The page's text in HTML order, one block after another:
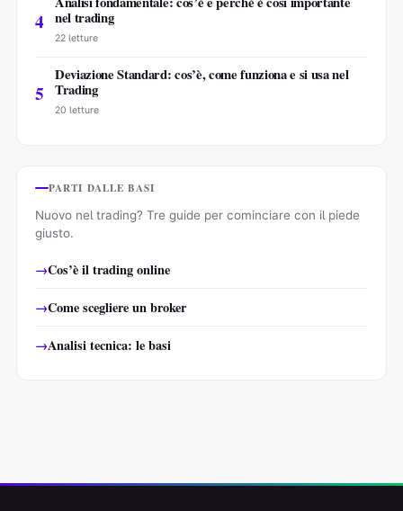
4 nel trading
22 letture
5
Deviazione Standard: cos’è, come funziona e si usa nel
Trading
20 letture
PARTI DALLE BASI
Nuovo nel trading? Tre guide per cominciare con il piede
giusto.
Cos’è il trading online
Come scegliere un broker
Analisi tecnica: le basi